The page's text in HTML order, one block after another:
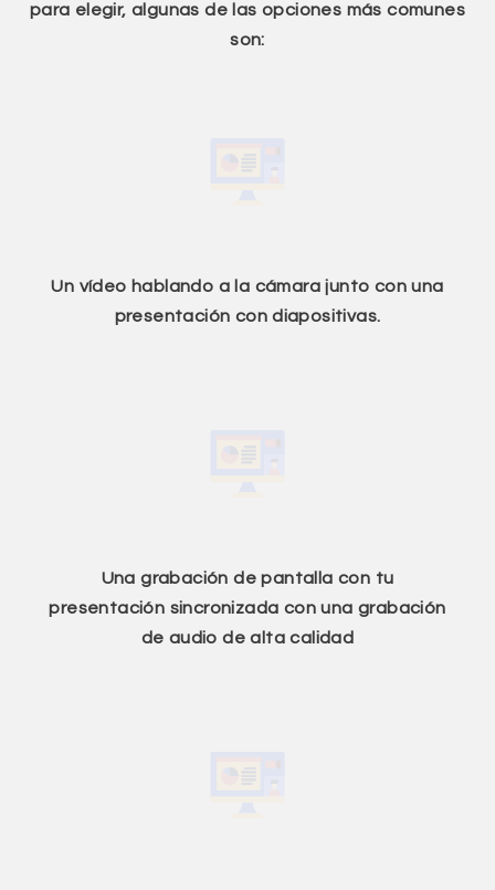
para elegir, algunas de las opciones más comunes
son:
Un vídeo hablando a la cámara junto con una
presentación con diapositivas.
Una grabación de pantalla con tu
presentación sincronizada con una grabación
de audio de alta calidad